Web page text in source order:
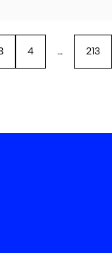
4 … 213